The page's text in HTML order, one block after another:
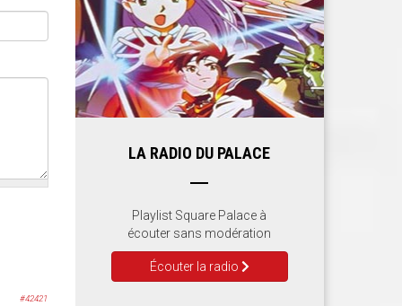
#42421
LA RADIO DU PALACE
Playlist Square Palace à
écouter sans modération
Écouter la radio